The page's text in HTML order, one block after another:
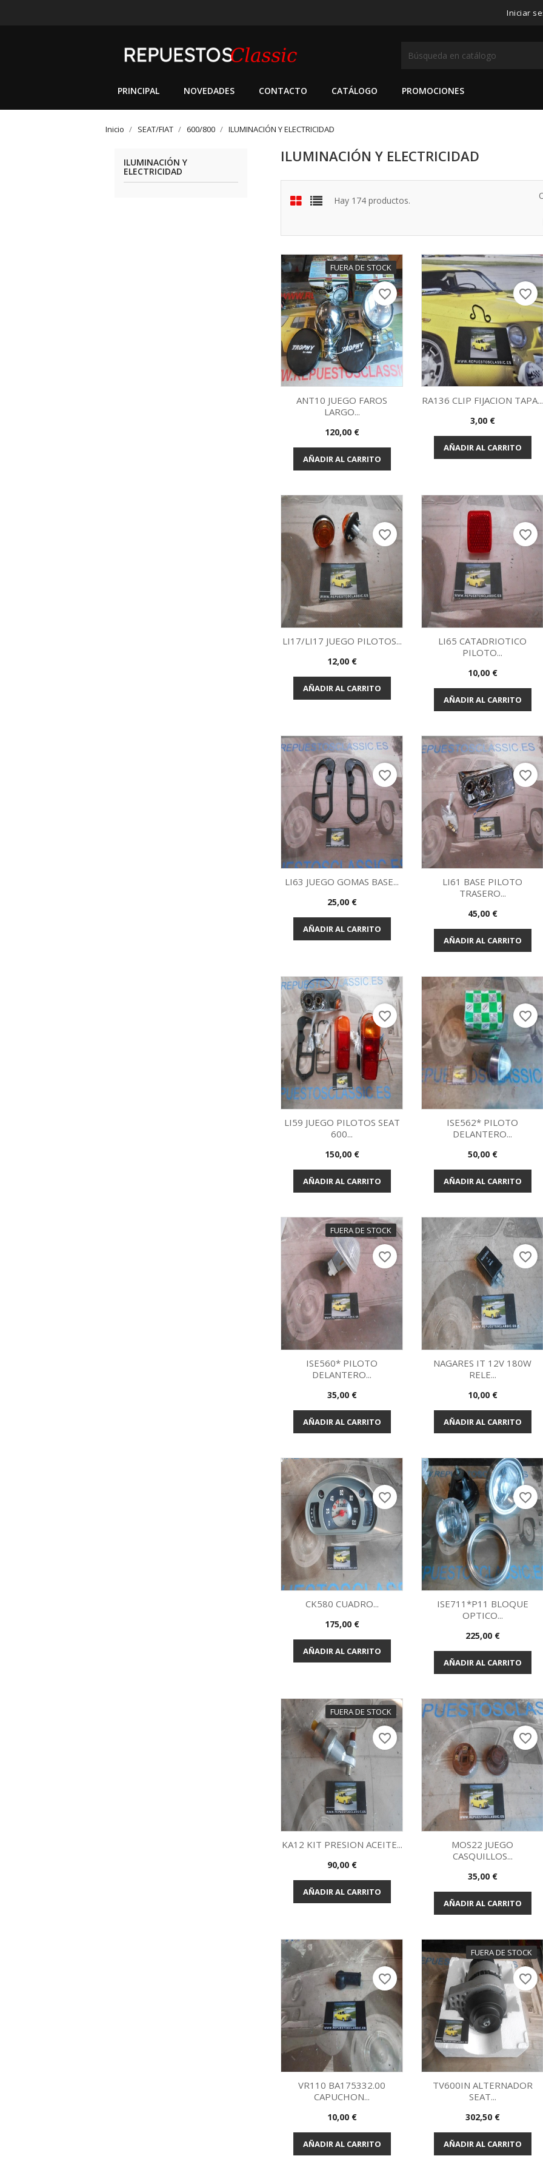
Iniciar
PRINCIPAL NOVEDADES CONTACTO CATÁLOGO PROMOCIONES
Inicio SEAT/FIAT 600/800 ILUMINACIÓN Y ELECTRICIDAD
ILUMINACIÓN Y
ELECTRICIDAD
ILUMINACIÓN Y ELECTRICIDAD
Hay 174 productos.
FUERA DE STOCK
Vista rápida
ANT10 JUEGO FAROS
LARGO...
Precio
120,00 €
AÑADIR AL CARRITO
favorite_border
Vista rápida
RA136 CLIP FIJACION TAPA...
Precio
3,00 €
AÑADIR AL CARRITO
favorite_border
Vista rápida
LI17/LI17 JUEGO PILOTOS...
Precio
12,00 €
AÑADIR AL CARRITO
favorite_border
Vista rápida
LI65 CATADRIOTICO
PILOTO...
Precio
10,00 €
AÑADIR AL CARRITO
favorite_border
Vista rápida
LI63 JUEGO GOMAS BASE...
Precio
25,00 €
AÑADIR AL CARRITO
favorite_border
Vista rápida
LI61 BASE PILOTO
TRASERO...
Precio
45,00 €
AÑADIR AL CARRITO
favorite_border
Vista rápida
LI59 JUEGO PILOTOS SEAT
600...
Precio
150,00 €
AÑADIR AL CARRITO
favorite_border
Vista rápida
ISE562* PILOTO
DELANTERO...
Precio
50,00 €
AÑADIR AL CARRITO
favorite_border
FUERA DE STOCK
Vista rápida
ISE560* PILOTO
DELANTERO...
Precio
35,00 €
AÑADIR AL CARRITO
favorite_border
Vista rápida
NAGARES IT 12V 180W
RELE...
Precio
10,00 €
AÑADIR AL CARRITO
favorite_border
Vista rápida
CK580 CUADRO...
Precio
175,00 €
AÑADIR AL CARRITO
favorite_border
Vista rápida
ISE711*P11 BLOQUE
OPTICO...
Precio
225,00 €
AÑADIR AL CARRITO
favorite_border
FUERA DE STOCK
Vista rápida
KA12 KIT PRESION ACEITE...
Precio
90,00 €
AÑADIR AL CARRITO
favorite_border
Vista rápida
MOS22 JUEGO
CASQUILLOS...
Precio
35,00 €
AÑADIR AL CARRITO
favorite_border
Vista rápida
VR110 BA175332.00
CAPUCHON...
Precio
10,00 €
AÑADIR AL CARRITO
favorite_border
FUERA DE STOCK
Vista rápida
TV600IN ALTERNADOR
SEAT...
Precio
302,50 €
AÑADIR AL CARRITO
favorite_border